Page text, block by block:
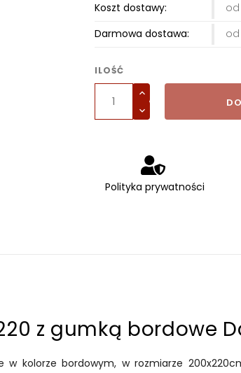
Koszt dostawy:
od
Darmowa dostawa:
od
ILOŚĆ
Polityka prywatności
z gumką bordowe
w kolorze bordowym, w rozmiarze